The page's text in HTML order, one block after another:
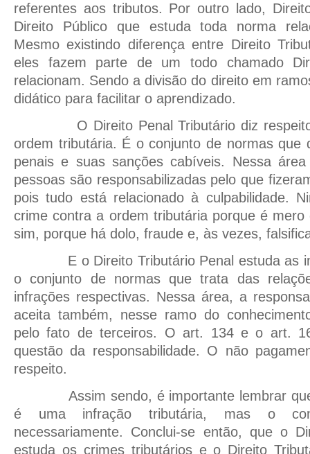
referentes aos tributos. Por outro lado,
Direito Público que estuda toda norma
Mesmo existindo diferença entre Direito
eles fazem parte de um todo chamado
relacionam. Sendo a divisão do direito em
didático para facilitar o aprendizado.
O Direito Penal Tributário diz respeito
ordem tributária. É o conjunto de normas que
penais e suas sanções cabíveis. Nessa
pessoas são responsabilizadas pelo que
pois tudo está relacionado à culpabilidade.
crime contra a ordem tributária porque é
sim, porque há dolo, fraude e, às vezes,
E o Direito Tributário Penal estuda as
o conjunto de normas que trata das
infrações respectivas. Nessa área, a
aceita também, nesse ramo do
pelo fato de terceiros. O art. 134 e o art.
questão da responsabilidade. O não
respeito.
Assim sendo, é importante lembrar que
é uma infração tributária, mas o
necessariamente. Conclui-se então, que o
estuda os crimes tributários e o Direito